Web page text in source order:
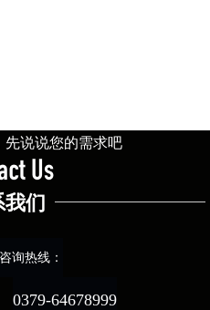
先说说您的需求吧
Us
我们
询热线：
0379-64678999